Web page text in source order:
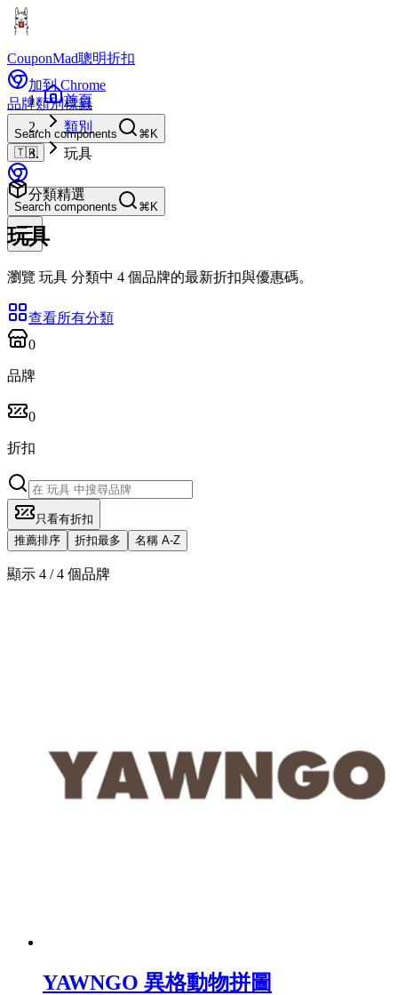
CouponMad聰明折扣
加到 Chrome
品牌類別標籤
Search components
⌘K
🇹🇼
Search components ⌘K
首頁
類別
玩具
分類精選
玩具
瀏覽 玩具 分類中 4 個品牌的最新折扣與優惠碼。
查看所有分類
0
品牌
0
折扣
只看有折扣
推薦排序
折扣最多 名稱 A-Z
顯示 4 / 4 個品牌
YAWNGO 異格動物拼圖